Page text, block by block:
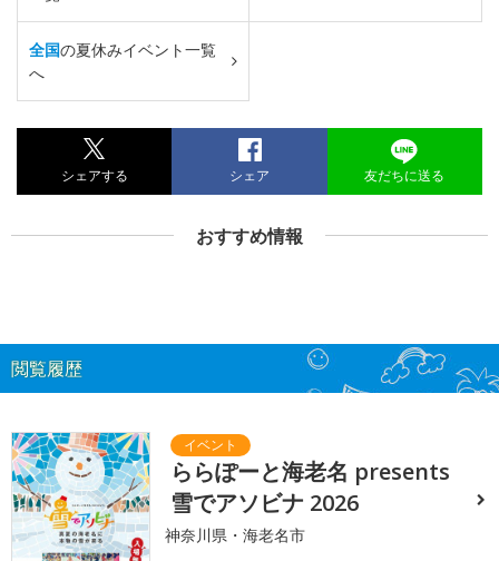
全国の夏休みイベント一覧
へ
シェアする シェア 友だちに送る
おすすめ情報
閲覧履歴
ららぽーと海老名 presents
雪でアソビナ 2026
神奈川県・海老名市